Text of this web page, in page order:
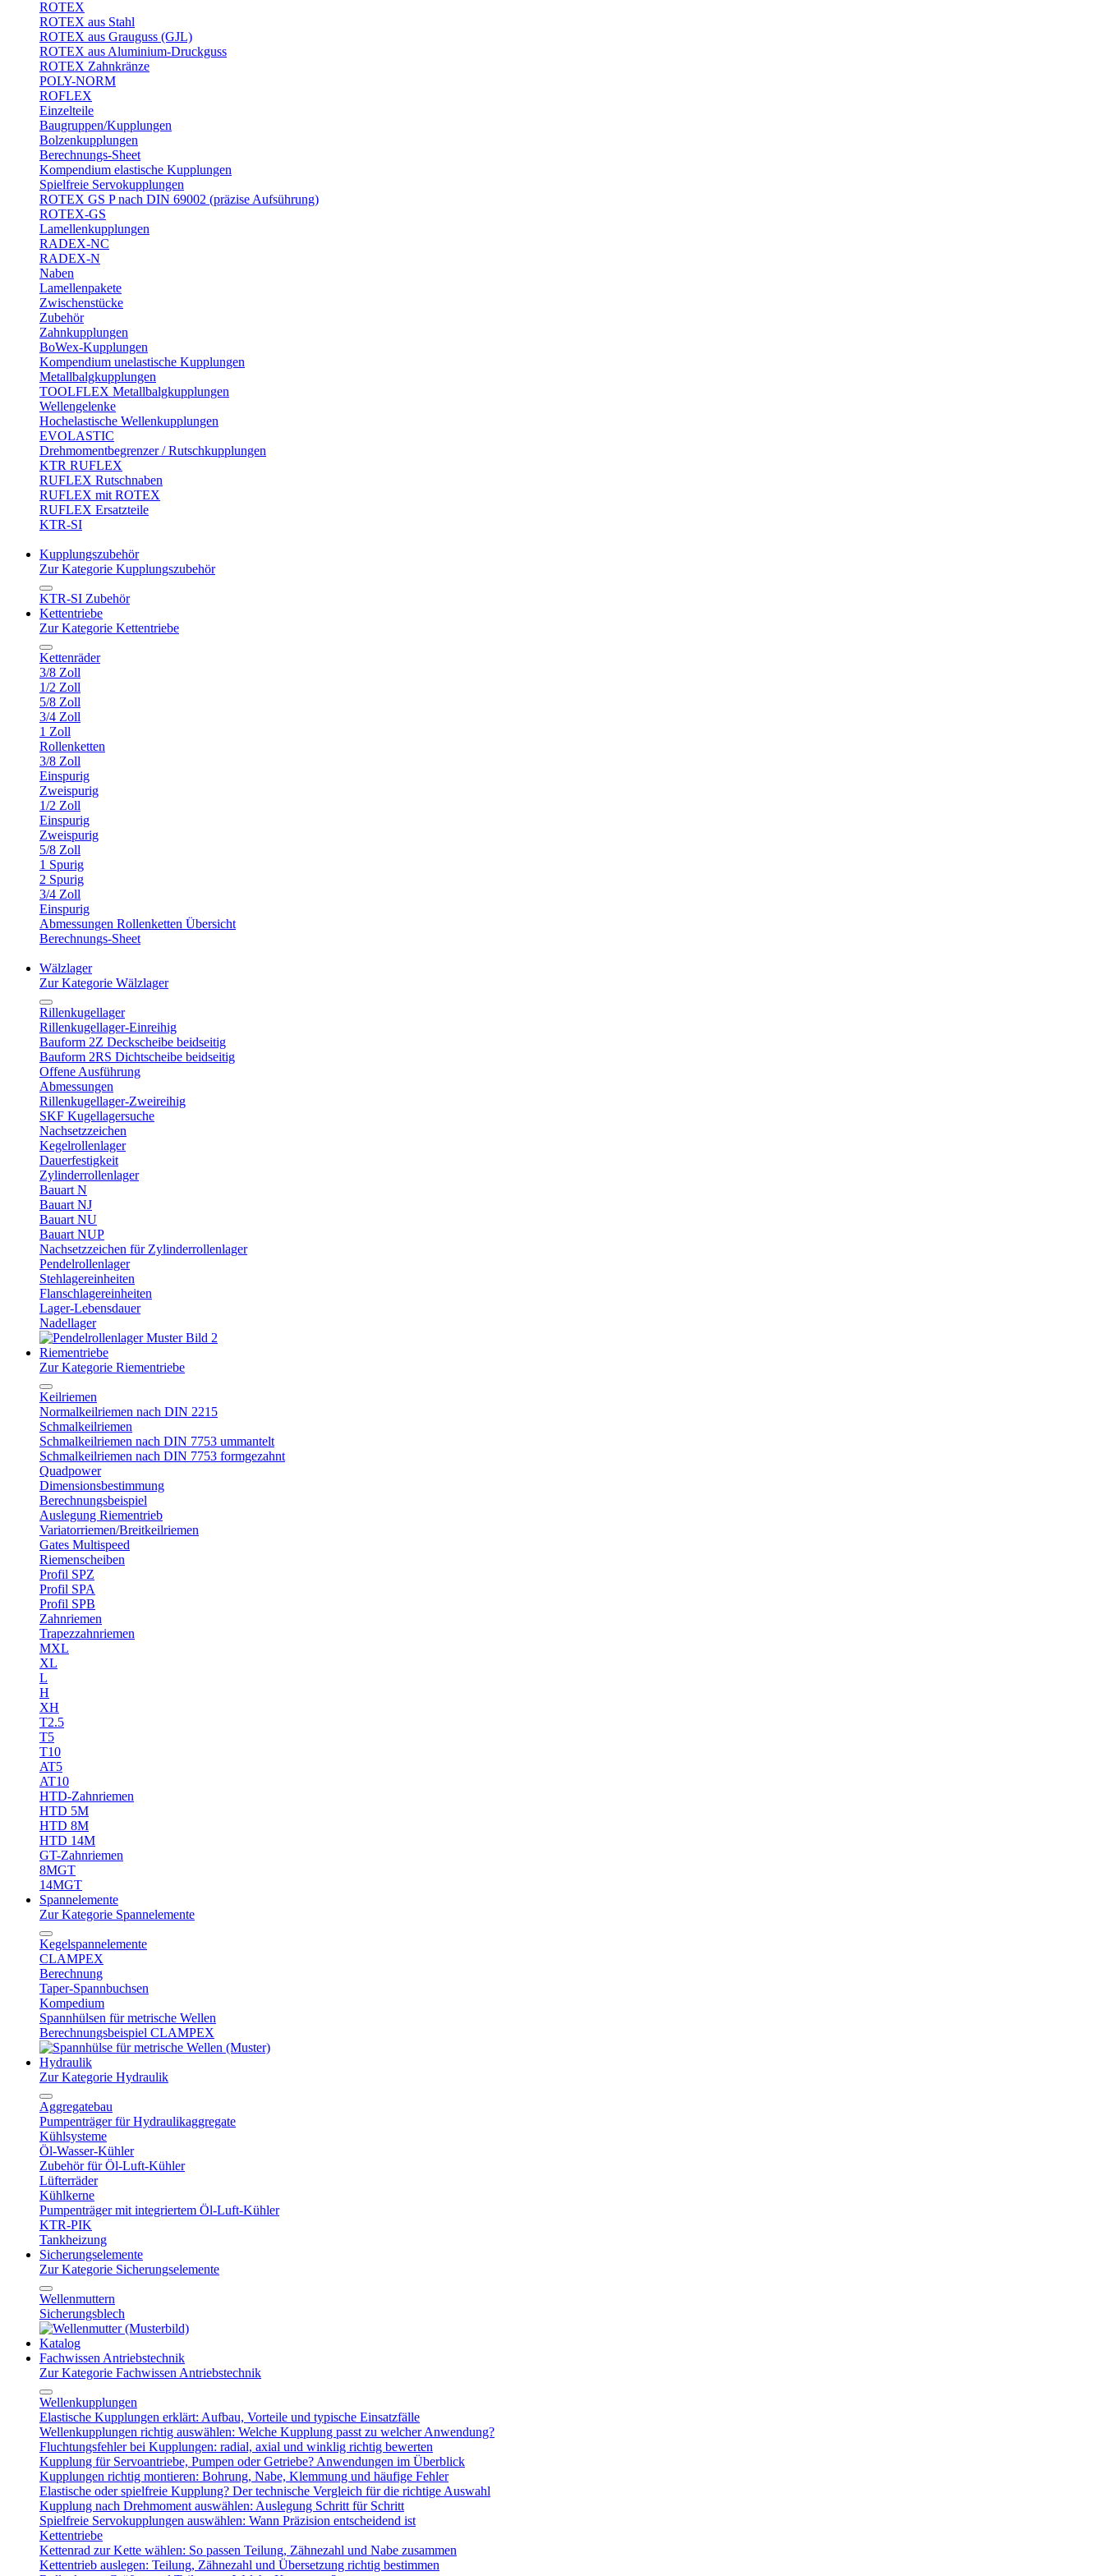
ROTEX
ROTEX aus Stahl
ROTEX aus Grauguss (GJL)
ROTEX aus Aluminium-Druckguss
ROTEX Zahnkränze
POLY-NORM
ROFLEX
Einzelteile
Baugruppen/Kupplungen
Bolzenkupplungen
Berechnungs-Sheet
Kompendium elastische Kupplungen
Spielfreie Servokupplungen
ROTEX GS P nach DIN 69002 (präzise Aufsührung)
ROTEX-GS
Lamellenkupplungen
RADEX-NC
RADEX-N
Naben
Lamellenpakete
Zwischenstücke
Zubehör
Zahnkupplungen
BoWex-Kupplungen
Kompendium unelastische Kupplungen
Metallbalgkupplungen
TOOLFLEX Metallbalgkupplungen
Wellengelenke
Hochelastische Wellenkupplungen
EVOLASTIC
Drehmomentbegrenzer / Rutschkupplungen
KTR RUFLEX
RUFLEX Rutschnaben
RUFLEX mit ROTEX
RUFLEX Ersatzteile
KTR-SI
Kupplungszubehör
Zur Kategorie Kupplungszubehör
KTR-SI Zubehör
Kettentriebe
Zur Kategorie Kettentriebe
Kettenräder
3/8 Zoll
1/2 Zoll
5/8 Zoll
3/4 Zoll
1 Zoll
Rollenketten
3/8 Zoll
Einspurig
Zweispurig
1/2 Zoll
Einspurig
Zweispurig
5/8 Zoll
1 Spurig
2 Spurig
3/4 Zoll
Einspurig
Abmessungen Rollenketten Übersicht
Berechnungs-Sheet
Wälzlager
Zur Kategorie Wälzlager
Rillenkugellager
Rillenkugellager-Einreihig
Bauform 2Z Deckscheibe beidseitig
Bauform 2RS Dichtscheibe beidseitig
Offene Ausführung
Abmessungen
Rillenkugellager-Zweireihig
SKF Kugellagersuche
Nachsetzzeichen
Kegelrollenlager
Dauerfestigkeit
Zylinderrollenlager
Bauart N
Bauart NJ
Bauart NU
Bauart NUP
Nachsetzzeichen für Zylinderrollenlager
Pendelrollenlager
Stehlagereinheiten
Flanschlagereinheiten
Lager-Lebensdauer
Nadellager
Riementriebe
Zur Kategorie Riementriebe
Keilriemen
Normalkeilriemen nach DIN 2215
Schmalkeilriemen
Schmalkeilriemen nach DIN 7753 ummantelt
Schmalkeilriemen nach DIN 7753 formgezahnt
Quadpower
Dimensionsbestimmung
Berechnungsbeispiel
Auslegung Riementrieb
Variatorriemen/Breitkeilriemen
Gates Multispeed
Riemenscheiben
Profil SPZ
Profil SPA
Profil SPB
Zahnriemen
Trapezzahnriemen
MXL
XL
L
H
XH
T2.5
T5
T10
AT5
AT10
HTD-Zahnriemen
HTD 5M
HTD 8M
HTD 14M
GT-Zahnriemen
8MGT
14MGT
Spannelemente
Zur Kategorie Spannelemente
Kegelspannelemente
CLAMPEX
Berechnung
Taper-Spannbuchsen
Kompedium
Spannhülsen für metrische Wellen
Berechnungsbeispiel CLAMPEX
Hydraulik
Zur Kategorie Hydraulik
Aggregatebau
Pumpenträger für Hydraulikaggregate
Kühlsysteme
Öl-Wasser-Kühler
Zubehör für Öl-Luft-Kühler
Lüfterräder
Kühlkerne
Pumpenträger mit integriertem Öl-Luft-Kühler
KTR-PIK
Tankheizung
Sicherungselemente
Zur Kategorie Sicherungselemente
Wellenmuttern
Sicherungsblech
Katalog
Fachwissen Antriebstechnik
Zur Kategorie Fachwissen Antriebstechnik
Wellenkupplungen
Elastische Kupplungen erklärt: Aufbau, Vorteile und typische Einsatzfälle
Wellenkupplungen richtig auswählen: Welche Kupplung passt zu welcher Anwendung?
Fluchtungsfehler bei Kupplungen: radial, axial und winklig richtig bewerten
Kupplung für Servoantriebe, Pumpen oder Getriebe? Anwendungen im Überblick
Kupplungen richtig montieren: Bohrung, Nabe, Klemmung und häufige Fehler
Elastische oder spielfreie Kupplung? Der technische Vergleich für die richtige Auswahl
Kupplung nach Drehmoment auswählen: Auslegung Schritt für Schritt
Spielfreie Servokupplungen auswählen: Wann Präzision entscheidend ist
Kettentriebe
Kettenrad zur Kette wählen: So passen Teilung, Zähnezahl und Nabe zusammen
Kettentrieb auslegen: Teilung, Zähnezahl und Übersetzung richtig bestimmen